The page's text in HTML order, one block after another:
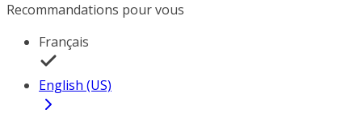
Recommandations pour vous
Français
English (US)